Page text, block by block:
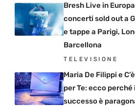
Bresh Live in
concerti sold out a
e tappe a Parigi,
Barcellona
TELEVISIONE
Maria De Filippi e
per Te: ecco perché
successo è